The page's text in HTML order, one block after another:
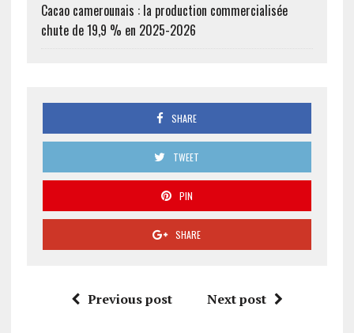
Cacao camerounais : la production commercialisée
chute de 19,9 % en 2025-2026
SHARE
TWEET
PIN
SHARE
Previous post Next post